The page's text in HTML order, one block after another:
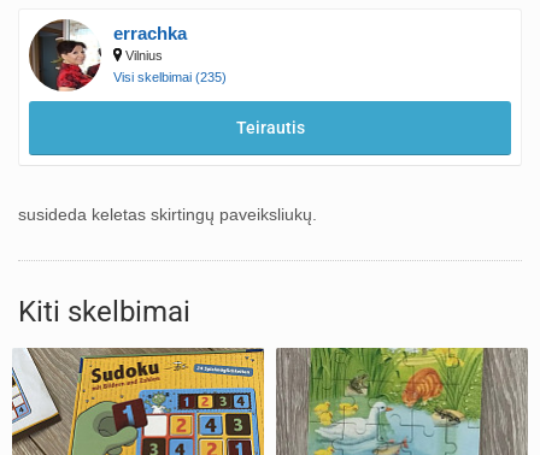
errachka
Vilnius
Visi skelbimai (235)
Teirautis
susideda keletas skirtingų paveiksliukų.
Kiti skelbimai